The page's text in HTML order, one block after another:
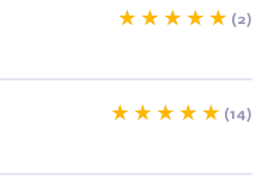
Indisponible (2)
(14)